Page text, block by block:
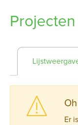
Projecten
Er